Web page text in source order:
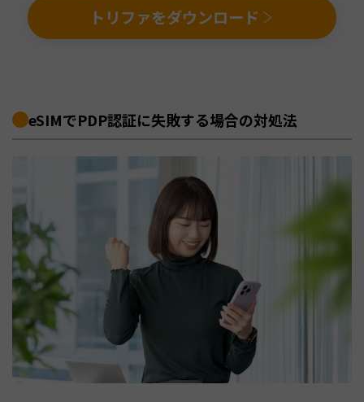
トリファをダウンロード
eSIMでPDP認証に失敗する場合の対処法